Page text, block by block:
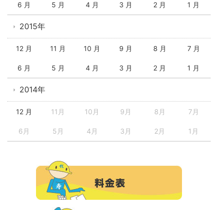
6 月 5 月 4 月 3 月 2 月 1 月
2015年
12 月 11 月 10 月 9 月 8 月 7 月
6 月 5 月 4 月 3 月 2 月 1 月
2014年
12 月 11月 10月 9月 8月 7月
6月 5月 4月 3月 2月 1月